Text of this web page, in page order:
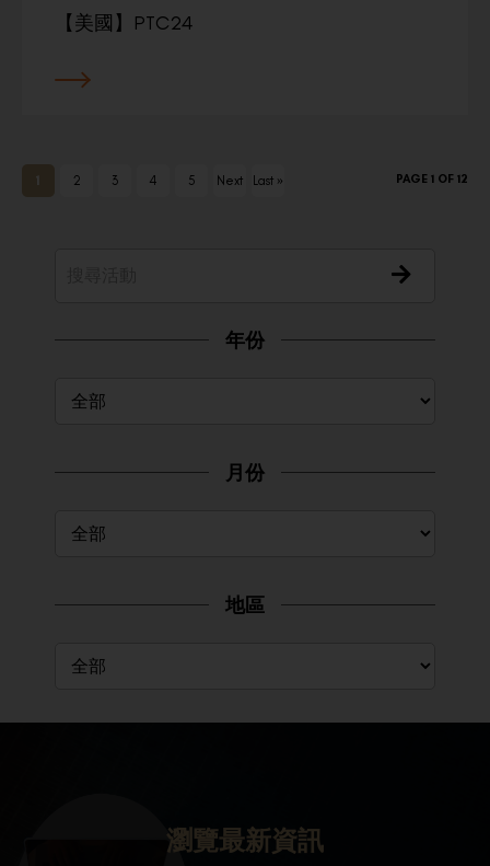
【美國】PTC24
1 2 3 4 5 Next Last » PAGE 1 OF 12
年份
月份
地區
瀏覽最新資訊